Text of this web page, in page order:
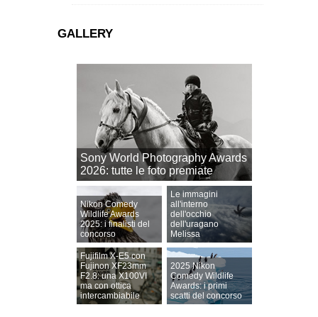
GALLERY
Sony World Photography Awards
2026: tutte le foto premiate
Nikon Comedy
Wildlife Awards
2025: i finalisti del
concorso
Le immagini
all'interno
dell'occhio
dell'uragano
Melissa
Fujifilm X-E5 con
Fujinon XF23mm
F2.8: una X100VI
ma con ottica
intercambiabile
2025 Nikon
Comedy Wildlife
Awards: i primi
scatti del concorso